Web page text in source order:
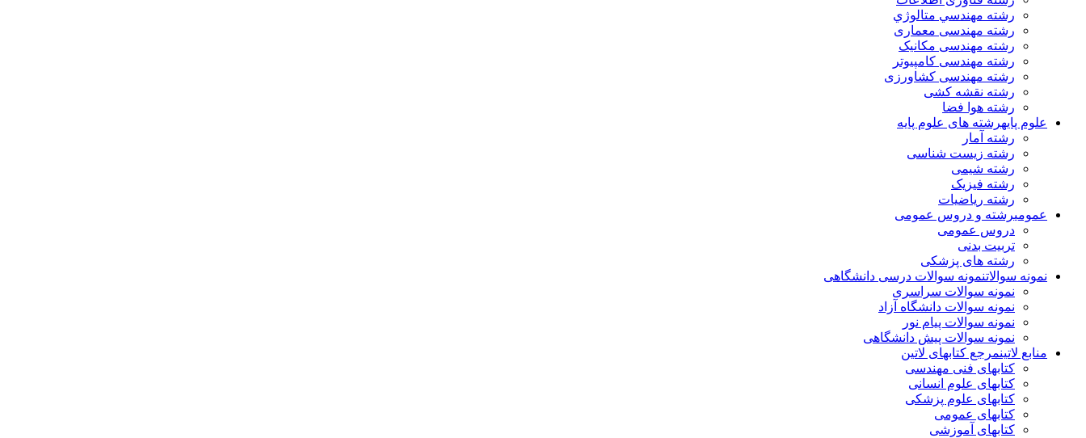
رشته مهندسي متالوژي
رشته مهندسی معماری
رشته مهندسی مکانیک
رشته مهندسی کامپیوتر
رشته مهندسی کشاورزی
رشته نقشه کشی
رشته هوا فضا
علوم پایهرشته های علوم پایه
رشته آمار
رشته زیست شناسی
رشته شیمی
رشته فیزیک
رشته ریاضیات
عمومیرشته و دروس عمومی
دروس عمومی
تربیت بدنی
رشته های پزشکی
نمونه سوالاتنمونه سوالات درسی دانشگاهی
نمونه سوالات سراسری
نمونه سوالات دانشگاه آزاد
نمونه سوالات پیام نور
نمونه سوالات پیش دانشگاهی
منابع لاتینمرجع کتابهای لاتین
کتابهای فنی مهندسی
کتابهای علوم انسانی
کتابهای علوم پزشکی
کتابهای عمومی
کتابهای آموزشی